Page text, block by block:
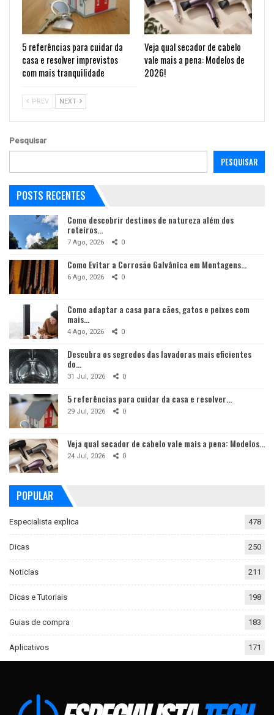
5 referências para cuidar da
casa e resolver imprevistos
com mais tranquilidade
Veja qual secador de cabelo
vale mais a pena: Modelos de
2026!
PREV NEXT
Pesquisar
PESQUISAR
POSTS RECENTES
Como descobrir destinos de natureza além dos
roteiros…
7 Ago, 2026 0
Como Evitar a Corrosão Galvânica em Montagens…
6 Ago, 2026 0
Como adaptar a casa para cães, gatos e peixes com
mais…
4 Ago, 2026 0
Descubra os segredos das lavadoras mais eficientes
do…
31 Jul, 2026 0
5 referências para cuidar da casa e resolver…
29 Jul, 2026 0
Veja qual secador de cabelo vale mais a pena: Modelos…
24 Jul, 2026 0
POPULAR
Especialista explica 478
Dicas 250
Noticias 211
Dicas e Tutoriais 198
Guias de compra 183
Aplicativos 171